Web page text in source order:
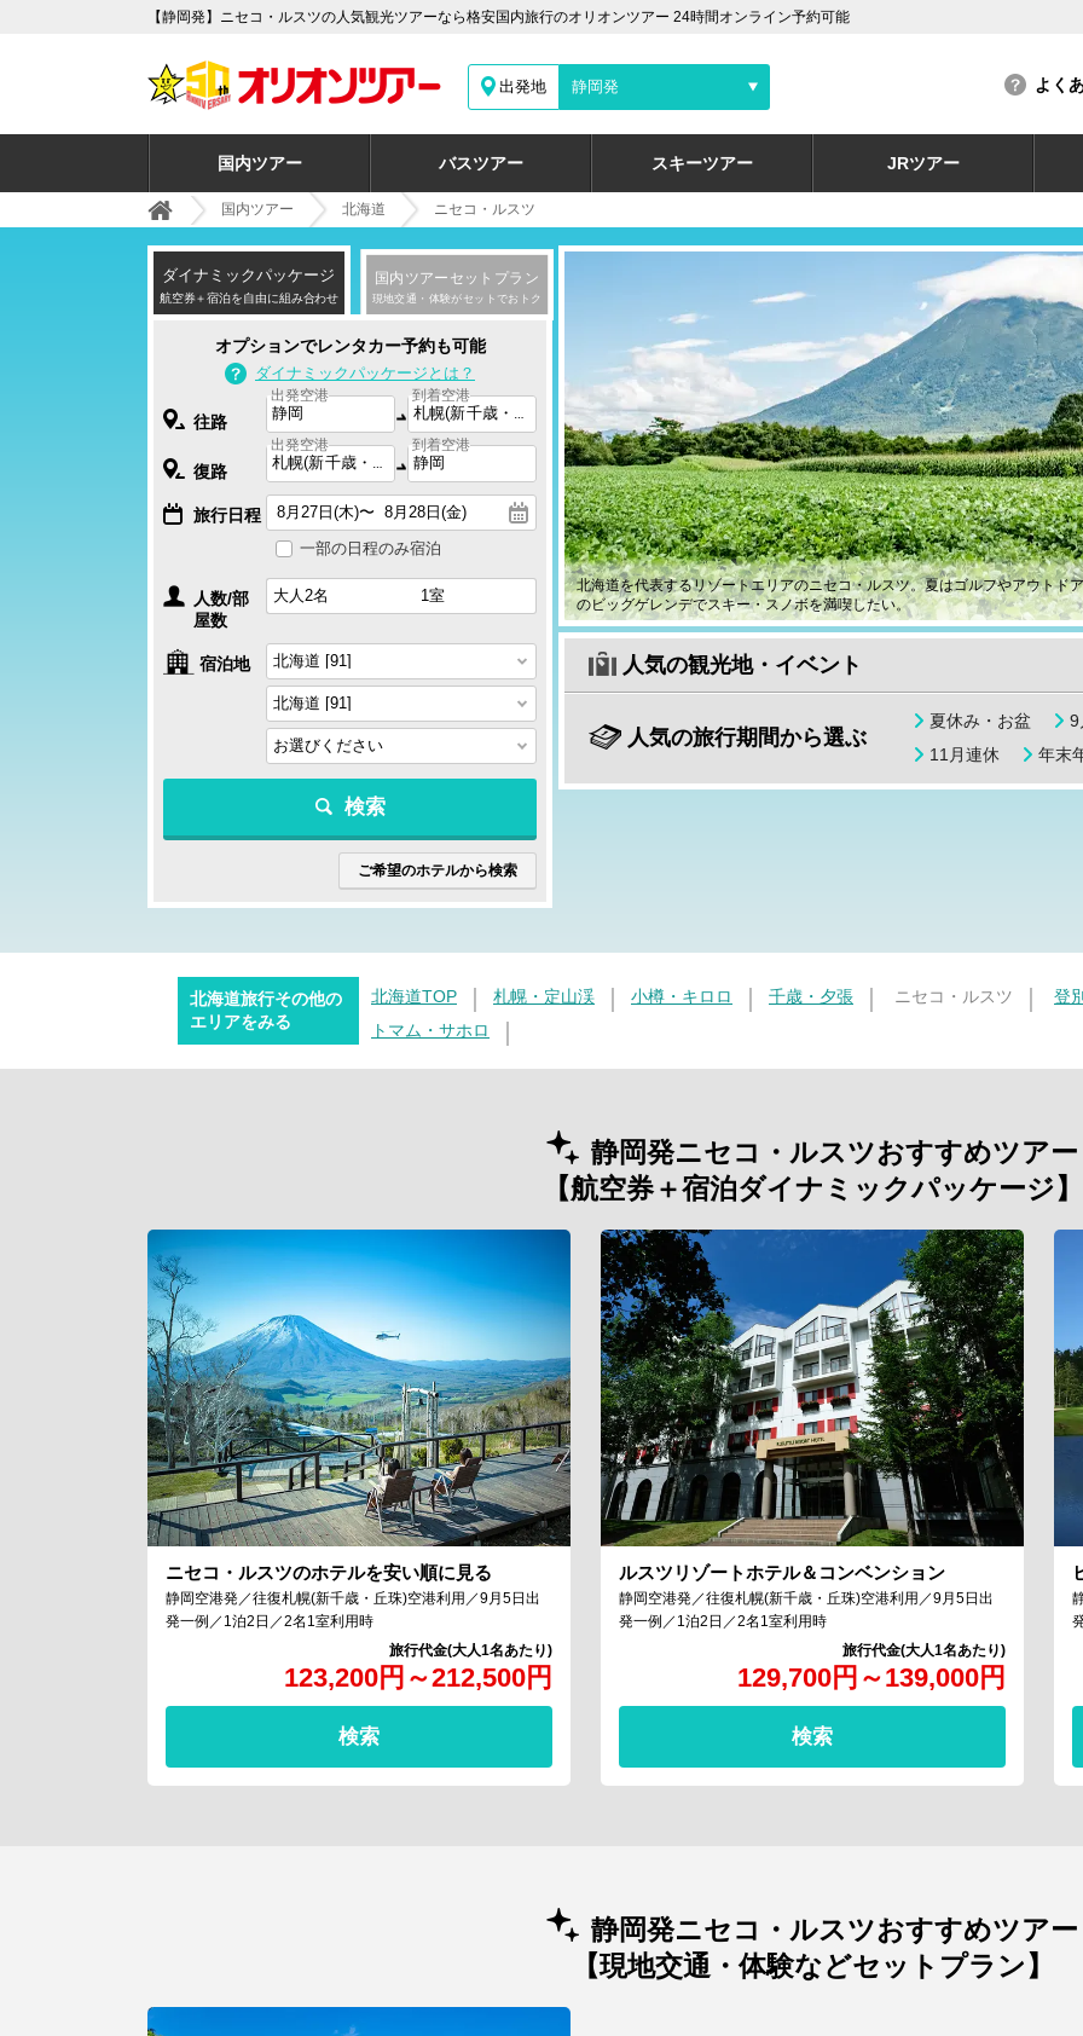
【静岡発】ニセコ・ルスツの人気観光ツアーなら格安国内旅行のオリオンツアー 24時間オンライン予約可能
出発地 静岡発 よく
国内ツアー バスツアー スキーツアー JRツアー
国内ツアー 北海道 ニセコ・ルスツ
北海道を代表するリゾートエリアのニセコ・ルスツ。夏はゴルフやアウトド
のビッグゲレンデでスキー・スノボを満喫したい。
人気の観光地・イベント
人気の旅行期間から選ぶ
夏休み・お盆
9
11月連休
年末
ダイナミックパッケージ
航空券＋宿泊を自由に組み合わせ
国内ツアー セットプラン
現地交通・体験がセットでおトク
オプションでレンタカー予約も可能
ダイナミックパッケージとは？
往路
出発空港 到着空港
復路
出発空港 到着空港
旅行日程
一部の日程のみ宿泊
人数/部
屋数
宿泊地
検索
ご希望のホテルから検索
北海道旅行その他の
エリアをみる
北海道TOP 札幌・定山渓 小樽・キロロ 千歳・夕張 ニセコ・ルスツ
登
トマム・サホロ
静岡発ニセコ・ルスツおすすめツアー
【航空券＋宿泊ダイナミックパッケージ】
ニセコ・ルスツのホテルを安い順に見る
123,200円 ～212,500円
静岡空港発／往復札幌(新千歳・丘珠)空港利用／9月5日出
発一例／1泊2日／2名1室利用時
検索
ルスツリゾートホテル＆コンベンション
129,700円 ～139,000円
静岡空港発／往復札幌(新千歳・丘珠)空港利用／9月5日出
発一例／1泊2日／2名1室利用時
検索
静岡発ニセコ・ルスツおすすめツアー
【現地交通・体験などセットプラン】